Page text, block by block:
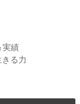
実績
る力